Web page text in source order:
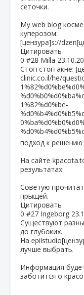
сеточки.
My web blog
куперозом:
[цензура]s://
Цитировать
0 #28 Milla
Стоп стоп акне:
clinic.co.il/he/
1%82%d0%be-
подход к
На сайте
результатах.
Советую
прыщей.
Цитировать
0 #27 Ingeborg
Существуют
до глубоких.
На
лучше выбрать.
Информация
заботится о